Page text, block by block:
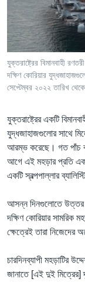
Learning English
FOLLOW US
যুক্তরাষ্ট্রের বিমানবাহী
দক্ষিণ কোরিয়ার
সেপ্টেম্বর ২০২২ তারিখ
যুক্তরাষ্ট্রের একটি
যুদ্ধজাহাজগুলোর সাথে
আরম্ভ করেছে। গত পাঁচ
আগে এই মহড়ার প্রতি এক
একটি স্বল্পপাল্লার
আসন্ন দিনগুলোতে উত্তর
দক্ষিণ কোরিয়ার সামরিক
ক্ষেত্রেই তারা নিজেদের
চারদিনব্যাপী মহড়াটির
জানাতে [এই দুই মিত্রের]